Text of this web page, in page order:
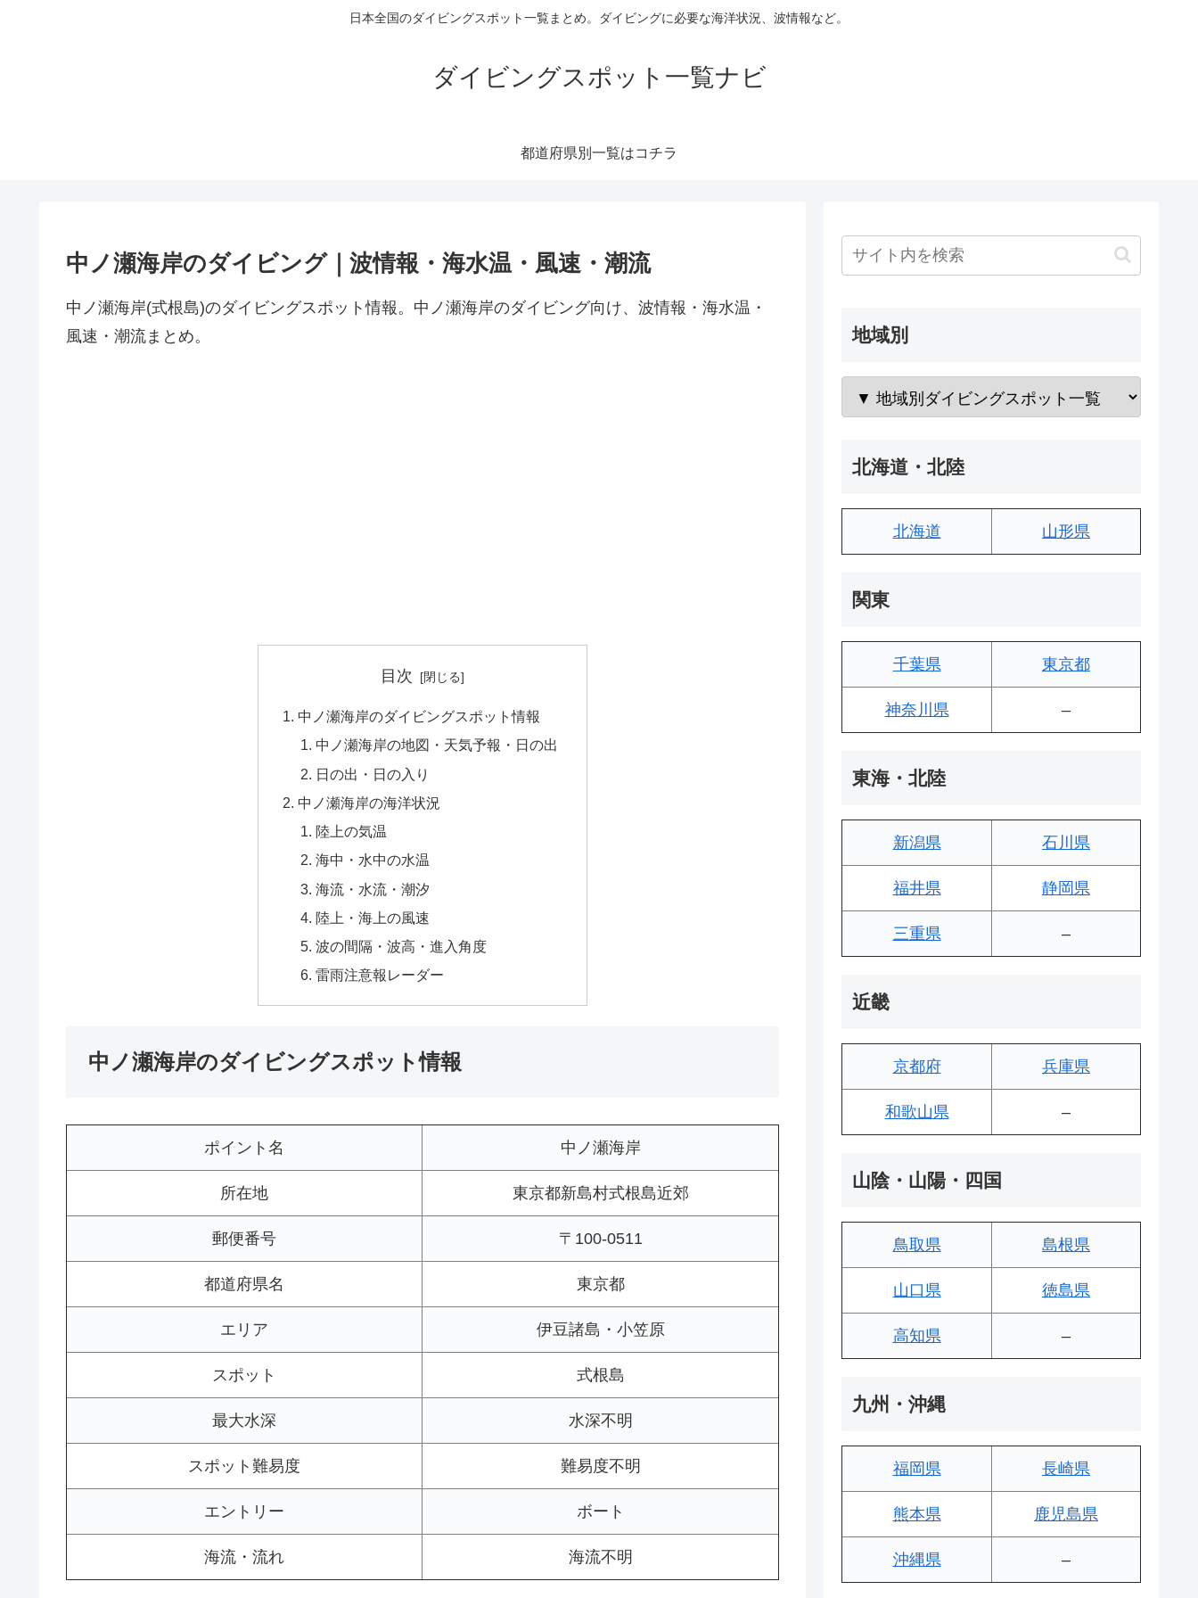
日本全国のダイビングスポット一覧まとめ。ダイビングに必要な海洋状況、波情報など。
ダイビングスポット一覧ナビ
都道府県別一覧はコチラ
中ノ瀬海岸のダイビング｜波情報・海水温・風速・潮流
中ノ瀬海岸(式根島)のダイビングスポット情報。中ノ瀬海岸のダイビング向け、波情報・海水温・
風速・潮流まとめ。
目次
中ノ瀬海岸のダイビングスポット情報
中ノ瀬海岸の地図・天気予報・日の出
日の出・日の入り
中ノ瀬海岸の海洋状況
陸上の気温
海中・水中の水温
海流・水流・潮汐
陸上・海上の風速
波の間隔・波高・進入角度
雷雨注意報レーダー
中ノ瀬海岸のダイビングスポット情報
ポイント名 中ノ瀬海岸
所在地 東京都新島村式根島近郊
郵便番号 〒100-0511
都道府県名 東京都
エリア 伊豆諸島・小笠原
スポット 式根島
最大水深 水深不明
スポット難易度 難易度不明
エントリー ボート
海流・流れ 海流不明
地域別
北海道・北陸
北海道 山形県
関東
千葉県 東京都
神奈川県 –
東海・北陸
新潟県 石川県
福井県 静岡県
三重県 –
近畿
京都府 兵庫県
和歌山県 –
山陰・山陽・四国
鳥取県 島根県
山口県 徳島県
高知県 –
九州・沖縄
福岡県 長崎県
熊本県 鹿児島県
沖縄県 –